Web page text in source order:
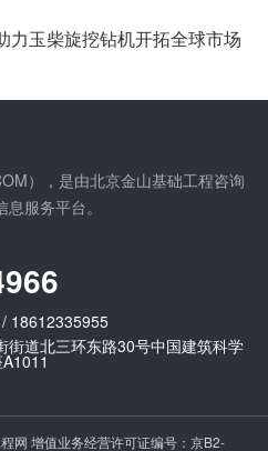
力玉柴旋挖钻机开拓全球市场
），是由北京金山基础工程咨询
服务平台。
18612335955
街道北三环东路30号中国建筑科学
网 增值业务经营许可证编号： 京B2-